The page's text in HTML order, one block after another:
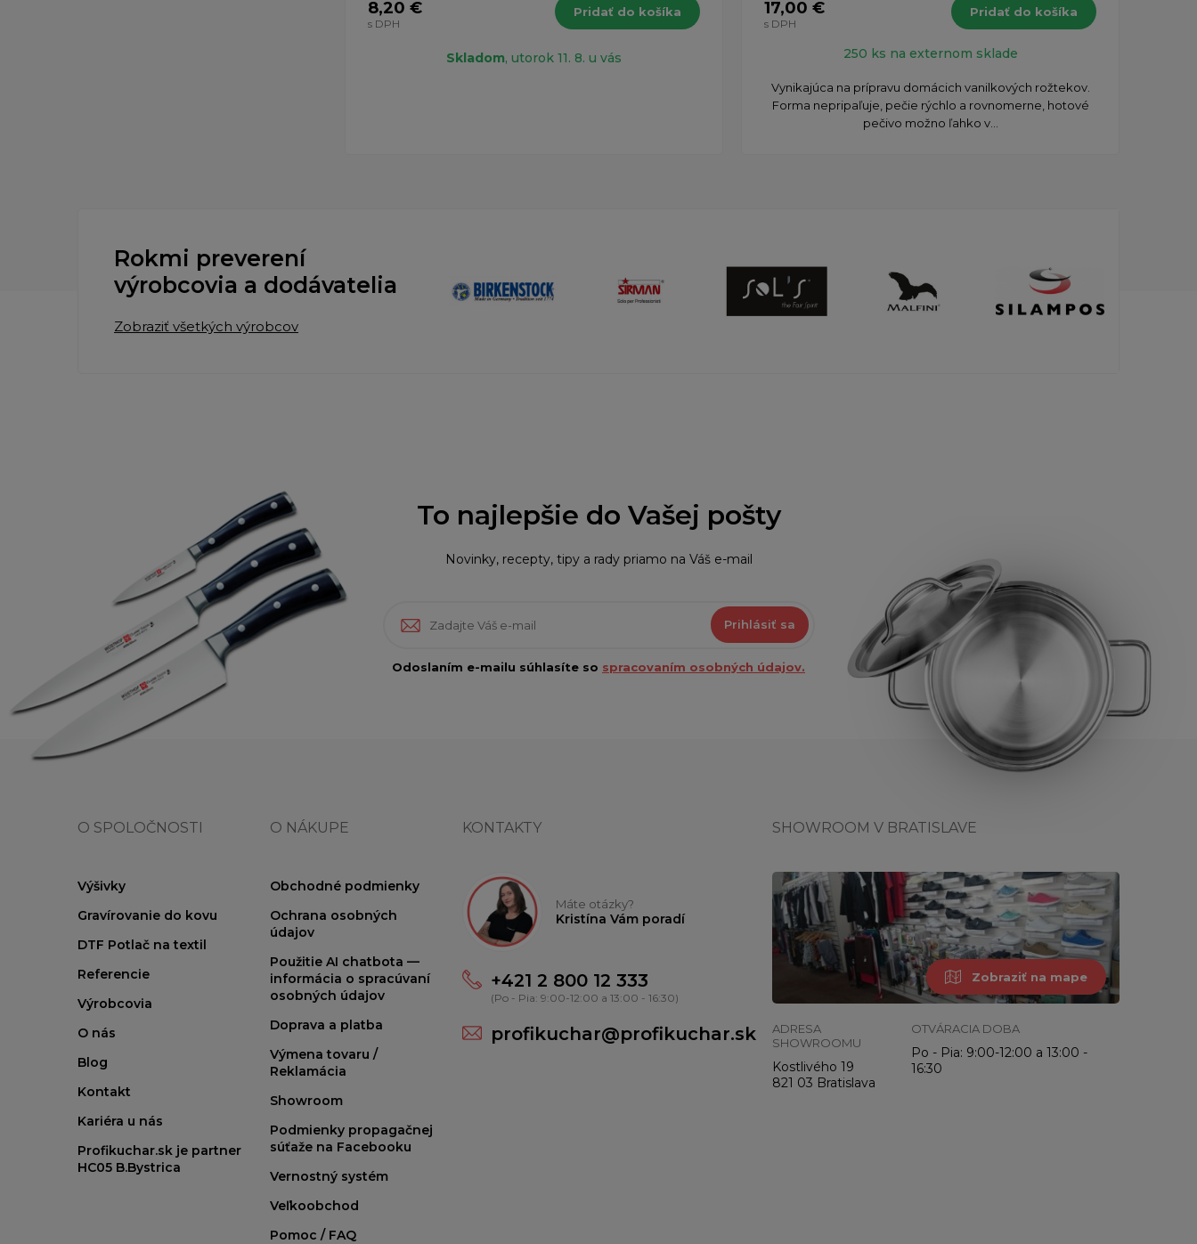
8,20 €
s DPH
Pridať do košíka
Skladom, utorok 11. 8. u vás
17,00 €
s DPH
Pridať do košíka
250 ks na externom sklade
Vynikajúca na prípravu domácich vanilkových rožtekov.
Forma nepripaľuje, pečie rýchlo a rovnomerne, hotové
pečivo možno ľahko v...
Rokmi preverení
výrobcovia a dodávatelia
Zobraziť všetkých výrobcov
To najlepšie do Vašej pošty
Novinky, recepty, tipy a rady priamo na Váš e-mail
Prihlásiť sa
Odoslaním e-mailu súhlasíte so spracovaním osobných údajov.
O SPOLOČNOSTI
Výšivky
Gravírovanie do kovu
DTF Potlač na textil
Referencie
Výrobcovia
O nás
Blog
Kontakt
Kariéra u nás
Profikuchar.sk je partner
HC05 B.Bystrica
O NÁKUPE
Obchodné podmienky
Ochrana osobných
údajov
Použitie AI chatbota —
informácia o spracúvaní
osobných údajov
Doprava a platba
Výmena tovaru /
Reklamácia
Showroom
Podmienky propagačnej
súťaže na Facebooku
Vernostný systém
Veľkoobchod
Pomoc / FAQ
KONTAKTY
Máte otázky?
Kristína Vám poradí
+421 2 800 12 333
(Po - Pia: 9:00-12:00 a 13:00 - 16:30)
profikuchar@profikuchar.sk
SHOWROOM V BRATISLAVE
Zobraziť na mape
ADRESA
SHOWROOMU
Kostlivého 19
821 03 Bratislava
OTVÁRACIA DOBA
Po - Pia: 9:00-12:00 a 13:00 -
16:30